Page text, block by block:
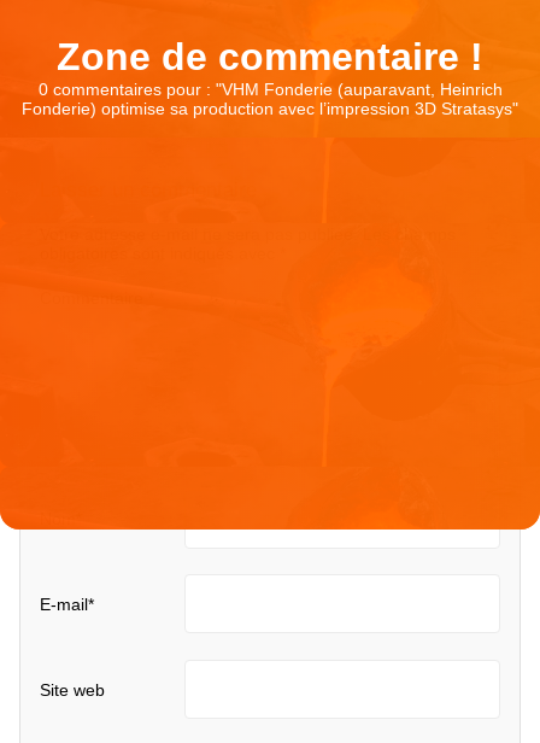
Zone de commentaire !
0 commentaires pour : "VHM Fonderie (auparavant, Heinrich
Fonderie) optimise sa production avec l’impression 3D Stratasys"
E-mail*
Site web